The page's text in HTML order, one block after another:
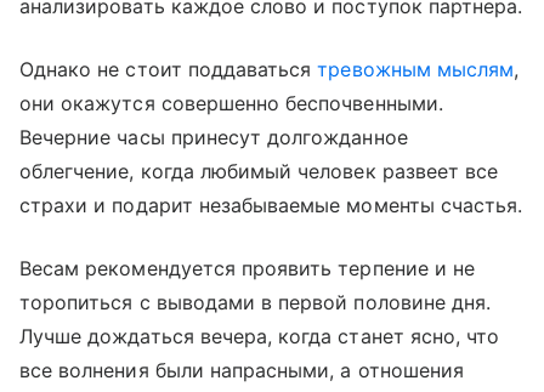
анализировать каждое слово и поступок партнера.
Однако не стоит поддаватьсятревожным мыслям,
они окажутся совершенно беспочвенными.
Вечерние часы принесут долгожданное
облегчение, когда любимый человек развеет все
страхи и подарит незабываемые моменты счастья.
Весам рекомендуется проявить терпение и не
торопиться с выводами в первой половине дня.
Лучше дождаться вечера, когда станет ясно, что
все волнения были напрасными, а отношения